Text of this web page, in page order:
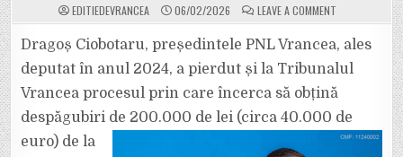
EDITIEDEVRANCEA 06/02/2026 LEAVE A COMMENTON
EXCLUSIV:
PNL
DRAGOȘ
CIOBOTARU
A
PIERDUT
PROCESUL
CARE
ÎI
CEREA
Dragoș Ciobotaru, președintele PNL Vrancea, ales
deputat în anul 2024, a pierdut și la Tribunalul
Vrancea procesul prin care încerca să obțină
despăgubiri de 200.000 de lei (circa 40.000 de
euro) de la